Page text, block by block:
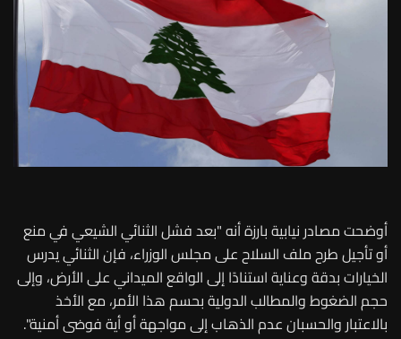
أوضحت مصادر نيابية بارزة أنه "بعد فشل الثنائي الشيعي في منع
أو تأجيل طرح ملف السلاح على مجلس الوزراء، فإن الثنائي يدرس
الخيارات بدقة وعناية استنادًا إلى الواقع الميداني على الأرض، وإلى
حجم الضغوط والمطالب الدولية بحسم هذا الأمر، مع الأخذ
بالاعتبار والحسبان عدم الذهاب إلى مواجهة أو أية فوضى أمنية".